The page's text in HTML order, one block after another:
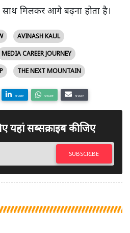
साथ मिलकर आगे बढ़ना होता है।
AVINASH KAUL
MEDIA CAREER JOURNEY
THE NEXT MOUNTAIN
SHARE SHARE SHARE
यहां सब्सक्राइब कीजिए
SUBSCRIBE